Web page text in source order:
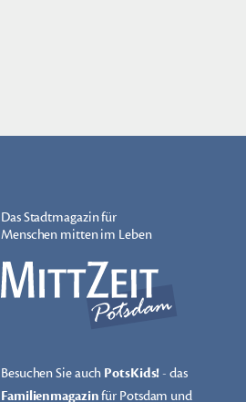
Das Stadtmagazin für
Menschen mitten im Leben
Besuchen Sie auch PotsKids!- das
Familienmagazinfür Potsdam und